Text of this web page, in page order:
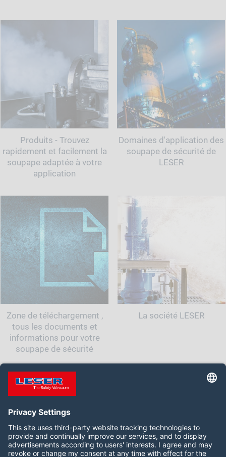
Produits - Trouvez
rapidement et facilement la
soupape adaptée à votre
application
Domaines d'application des
soupape de sécurité de
LESER
Zone de téléchargement ,
tous les documents et
informations pour votre
soupape de sécurité
La société LESER
LinkedIn YouTube